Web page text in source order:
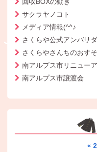
サクラヤノコト
メディア情報(^^♪
さくらや公式アンバサ
さくらやさんちのおす
南アルプス市リニュー
南アルプス市譲渡会
«